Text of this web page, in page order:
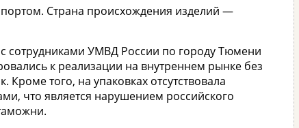
Страна происхождения изделий —
сотрудниками УМВД России по городу Тюмени
к реализации на внутреннем рынке без
того, на упаковках отсутствовала
что является нарушением российского